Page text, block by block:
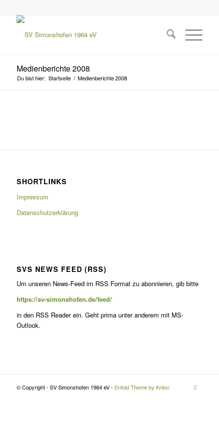
Medienberichte 2008
Du bist hier: Startseite / Medienberichte 2008
SHORTLINKS
Impressum
Datenschutzerklärung
SVS NEWS FEED (RSS)
Um unseren News-Feed im RSS For­mat zu abon­nieren, gib bitte
https://sv-simonshofen.de/feed/
in den RSS Read­er ein. Geht pri­ma unter anderem mit MS-
Outlook.
© Copyright - SV Simonshofen 1964 eV - Enfold Theme by Kriesi